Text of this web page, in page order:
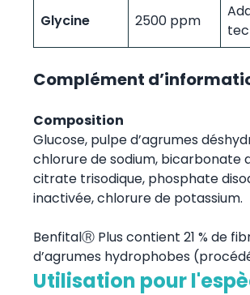
Glycine 2500 ppm
Complément
Composition
Glucose, pulpe d’agrumes
chlorure de sodium, bicarbonate
citrate trisodique, phosphate
inactivée, chlorure de potassium.
BenfitalⓇ Plus contient 21 % de
d’agrumes hydrophobes
Utilisation pour